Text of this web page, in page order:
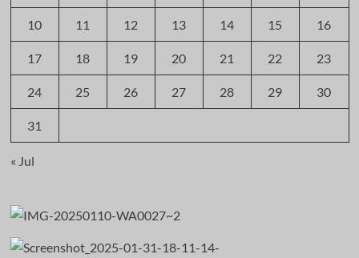
10 11 12 13 14 15 16
17 18 19 20 21 22 23
24 25 26 27 28 29 30
31
« Jul